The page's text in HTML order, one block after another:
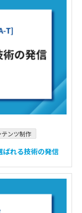
テンツ制作
ばれる技術の発信